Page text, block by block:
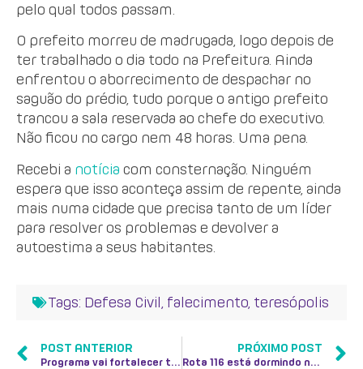
pelo qual todos passam.
O prefeito morreu de madrugada, logo depois de
ter trabalhado o dia todo na Prefeitura. Ainda
enfrentou o aborrecimento de despachar no
saguão do prédio, tudo porque o antigo prefeito
trancou a sala reservada ao chefe do executivo.
Não ficou no cargo nem 48 horas. Uma pena.
Recebi a notícia com consternação. Ninguém
espera que isso aconteça assim de repente, ainda
mais numa cidade que precisa tanto de um líder
para resolver os problemas e devolver a
autoestima a seus habitantes.
Tags: Defesa Civil falecimento teresópolis
POST ANTERIOR
Programa vai fortalecer turismo no Estado
PRÓXIMO POST
Rota 116 está dormindo no ponto